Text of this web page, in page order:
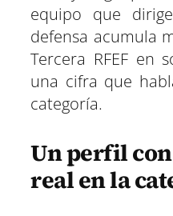
equipo que
defensa acumula
Tercera RFEF en
una cifra que
categoría.
Un perfil
real en la